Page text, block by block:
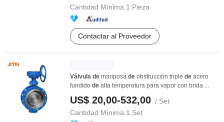
Cantidad Mínima:1 Pieza
Contactar al Proveedor
Válvula de mariposa de obstrucción triple de acero
fundido de alta temperatura para vapor con brida ...
US$ 20,00-532,00 / Set
Cantidad Mínima:1 Set